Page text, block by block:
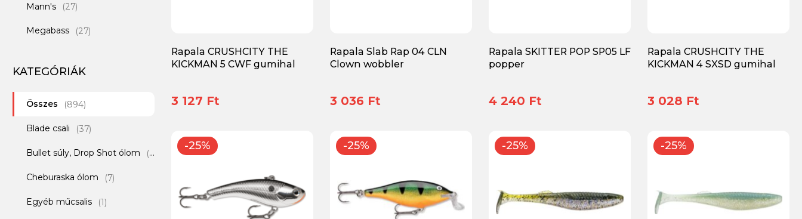
Mann's (27)
Megabass (27)
Rapala (82)
Reiva (99)
Savage Gear (35)
Shimano (3)
SpinMad (43)
KATEGÓRIÁK
Összes (894)
Blade csali (37)
Bullet súly, Drop Shot ólom (1)
Cheburaska ólom (7)
Egyéb műcsalis (1)
Rapala CRUSHCITY THE
KICKMAN 5 CWF gumihal
3 127 Ft
Rapala Slab Rap 04 CLN
Clown wobbler
3 036 Ft
Rapala SKITTER POP SP05 LF
popper
4 240 Ft
Rapala CRUSHCITY THE
KICKMAN 4 SXSD gumihal
3 028 Ft
-25% -25% -25% -25%